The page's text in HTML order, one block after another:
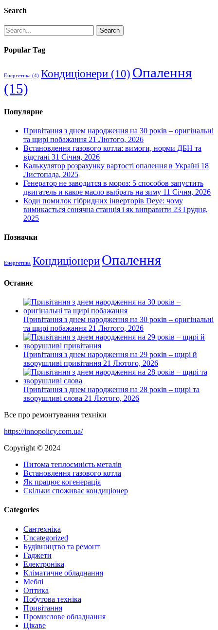
Search
Search
Popular Tag
Енергетика (4) Кондиціонери (10) Опалення
(15)
Популярне
Привітання з днем народження на 30 років – оригінальні
та щирі побажання 21 Лютого, 2026
Встановлення газового котла: вимоги, норми ДБН та
відстані 31 Січня, 2026
Калькулятор розрахунку вартості опалення в Україні 18
Листопада, 2025
Генератор не заводится в мороз: 5 способов запустить
двигатель и какое масло выбрать на зиму 11 Січня, 2026
Коди помилок гібридних інверторів Deye: чому
вимикається сонячна станція і як виправити 23 Грудня,
2025
Позначки
Енергетика КондиціонериОпалення
Останнє
Привітання з днем народження на 30 років – оригінальні
та щирі побажання 21 Лютого, 2026
Привітання з днем народження на 29 років – щирі й
зворушливі привітання 21 Лютого, 2026
Привітання з днем народження на 28 років – щирі та
зворушливі слова 21 Лютого, 2026
Все про ремонтування техніки
https://innopolicy.com.ua/
Copyright © 2024
Питома теплоємність металів
Встановлення газового котла
Як працює когенерація
Скільки споживає кондиціонер
Categories
Cантехніка
Uncategorized
Будівництво та ремонт
Гаджети
Електроніка
Кліматичне обладнання
Меблі
Оптика
Побутова техніка
Привітання
Промислове обладнання
Цікаве